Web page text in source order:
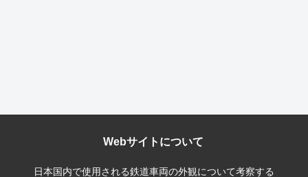
Webサイトについて
日本国内で使用される鉄道車両の外観について考察する